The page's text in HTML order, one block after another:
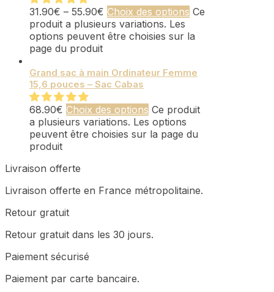
31.90€ – 55.90€ Choix des options Ce
produit a plusieurs variations. Les
options peuvent être choisies sur la
page du produit
Grand sac à main Ordinateur Femme
15,6 pouces – Sac Cabas
68.90€ Choix des options Ce produit
a plusieurs variations. Les options
peuvent être choisies sur la page du
produit
Livraison offerte
Livraison offerte en France métropolitaine.
Retour gratuit
Retour gratuit dans les 30 jours.
Paiement sécurisé
Paiement par carte bancaire.